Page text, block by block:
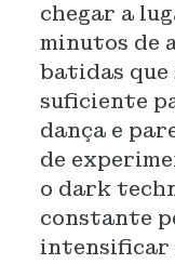
chegar a
minutos de
batidas que
suficiente
dança e
de
o dark
constante
intensificar